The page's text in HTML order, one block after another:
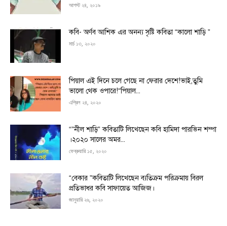
আগস্ট ২৪, ২০১৯
কবি- অর্ণব আশিক এর অনন্য সৃষ্টি কবিতা “কালো শাড়ি ”
মার্চ ১৩, ২০২০
পিয়াল এই দিনে চলে গেছে না ফেরার দেশে!ভাই,তুমি
ভালো থেক ওপারে!“পিয়াল...
এপ্রিল ২৪, ২০২০
“”নীল শাড়ি” কবিতাটি লিখেছেন কবি হামিদা পারভিন শম্পা
।২০২০ সালের অমর...
ফেব্রুয়ারি ১৫, ২০২০
“বেকার ”কবিতাটি লিখেছেন ব্যতিক্রম পরিক্রমায় বিরল
প্রতিভাধর কবি সাফায়েত আজিজ।
জানুয়ারি ২৬, ২০২০